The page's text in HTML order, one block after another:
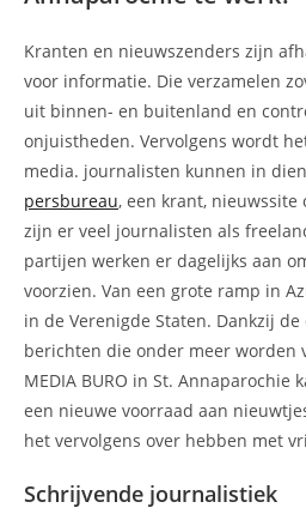
Kranten en nieuwszenders zijn
voor informatie. Die verzamelen
uit binnen- en buitenland en
onjuistheden. Vervolgens wordt
media. journalisten kunnen in
persbureau, een krant, nieuwssite
zijn er veel journalisten als
partijen werken er dagelijks aan
voorzien. Van een grote ramp in
in de Verenigde Staten. Dankzij
berichten die onder meer worden
MEDIA BURO in St. Annaparochie
een nieuwe voorraad aan
het vervolgens over hebben met
Schrijvende journalistiek